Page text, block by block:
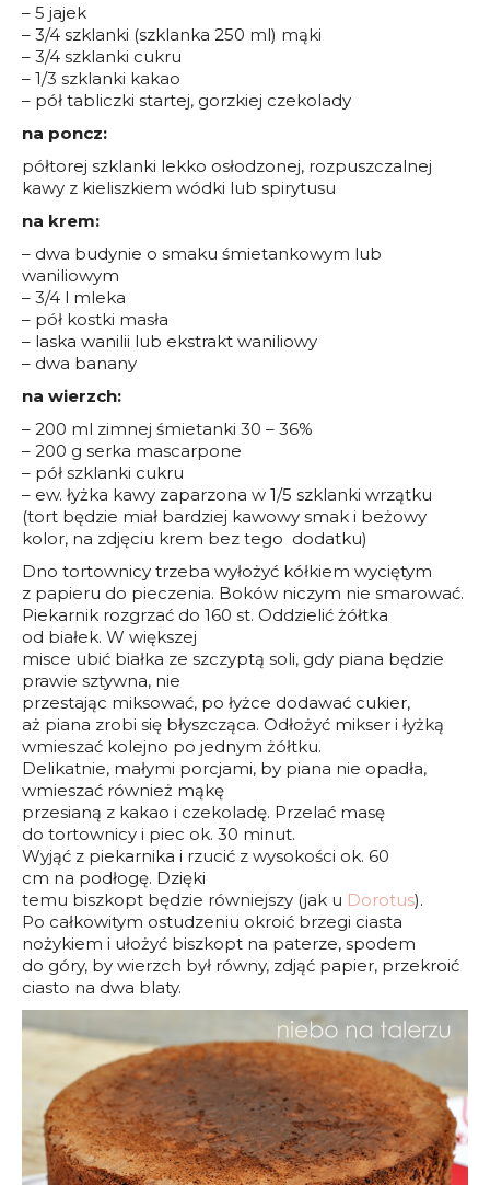
– 5 jajek
– 3/4 szklanki (szklanka 250 ml) mąki
– 3/4 szklanki cukru
– 1/3 szklanki kakao
– pół tabliczki startej, gorzkiej czekolady
na poncz:
półtorej szklanki lekko osłodzonej, rozpuszczalnej
kawy z kieliszkiem wódki lub spirytusu
na krem:
– dwa budynie o smaku śmietankowym lub
waniliowym
– 3/4 l mleka
– pół kostki masła
– laska wanilii lub ekstrakt waniliowy
– dwa banany
na wierzch:
– 200 ml zimnej śmietanki 30 – 36%
– 200 g serka mascarpone
– pół szklanki cukru
– ew. łyżka kawy zaparzona w 1/5 szklanki wrzątku
(tort będzie miał bardziej kawowy smak i beżowy
kolor, na zdjęciu krem bez tego dodatku)
Dno tortownicy trzeba wyłożyć kółkiem wyciętym
z papieru do pieczenia. Boków niczym nie smarować.
Piekarnik rozgrzać do 160 st. Oddzielić żółtka
od białek. W większej
misce ubić białka ze szczyptą soli, gdy piana będzie
prawie sztywna, nie
przestając miksować, po łyżce dodawać cukier,
aż piana zrobi się błyszcząca. Odłożyć mikser i łyżką
wmieszać kolejno po jednym żółtku.
Delikatnie, małymi porcjami, by piana nie opadła,
wmieszać również mąkę
przesianą z kakao i czekoladę. Przelać masę
do tortownicy i piec ok. 30 minut.
Wyjąć z piekarnika i rzucić z wysokości ok. 60
cm na podłogę. Dzięki
temu biszkopt będzie równiejszy (jak u Dorotus).
Po całkowitym ostudzeniu okroić brzegi ciasta
nożykiem i ułożyć biszkopt na paterze, spodem
do góry, by wierzch był równy, zdjąć papier, przekroić
ciasto na dwa blaty.